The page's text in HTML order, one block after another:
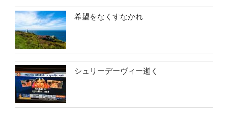
希望をなくすなかれ
シュリーデーヴィー逝く